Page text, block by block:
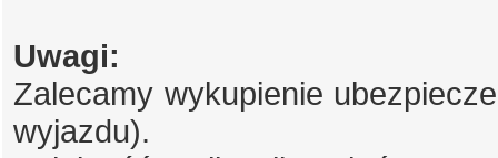
Uwagi:
Zalecamy wykupienie
wyjazdu).